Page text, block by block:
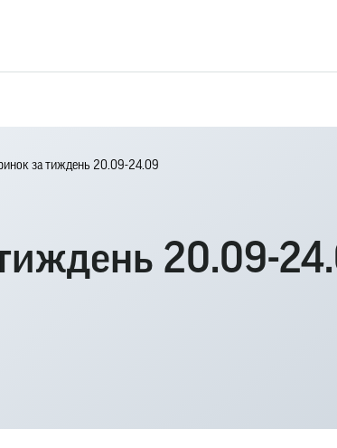
за тиждень 20.09-24.09
20.09-